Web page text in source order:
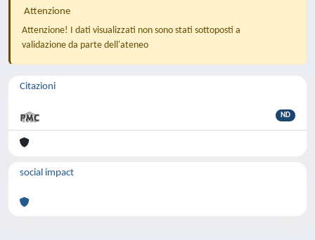
Attenzione
Attenzione! I dati visualizzati non sono stati sottoposti a
validazione da parte dell'ateneo
Citazioni
ND
social impact